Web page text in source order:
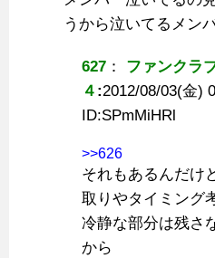
うから泣いてるメン
627 ： ファンクラ
４ :2012/08/03(金)
ID:SPmMiHRl
>>626
それもあるんだけ
取りやタイミング
冷静な部分は残さ
から